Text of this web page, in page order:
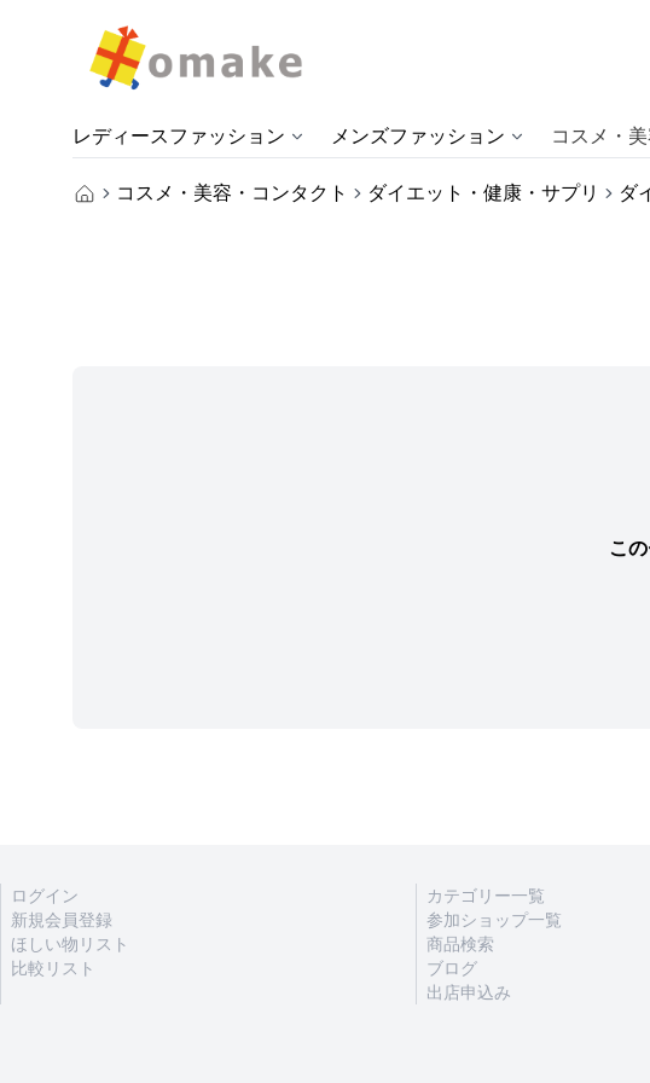
レディースファッション メンズファッション コスメ・
コスメ・美容・コンタクト ダイエット・健康・サプリ ダ
こ
ログイン
新規会員登録
ほしい物リスト
比較リスト
カテゴリー一覧
参加ショップ一覧
商品検索
ブログ
出店申込み